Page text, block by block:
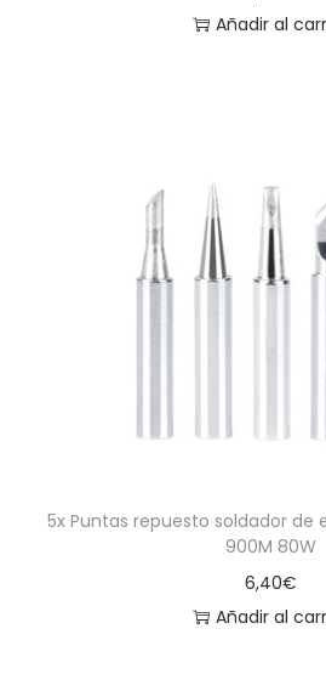
Añadir al
5x Puntas repuesto soldador de
900M 80W
6,40€
Añadir al